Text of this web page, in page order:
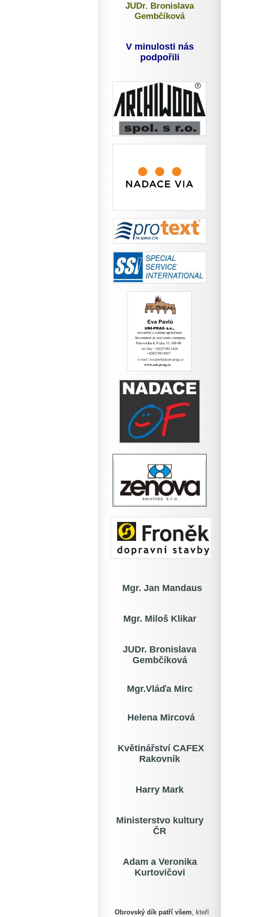
JUDr. Bronislava
Gembčíková
V minulosti nás
podpořili
Mgr. Jan Mandaus
Mgr. Miloš Klikar
JUDr. Bronislava
Gembčíková
Mgr.Vláďa Mirc
Helena Mircová
Květinářství CAFEX
Rakovník
Harry Mark
Ministerstvo kultury
ČR
Adam a Veronika
Kurtovičovi
Obrovský dík patří všem, kteří